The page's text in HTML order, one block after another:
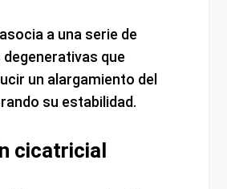
a una serie de
que
un alargamiento del
su estabilidad.
cicatricial